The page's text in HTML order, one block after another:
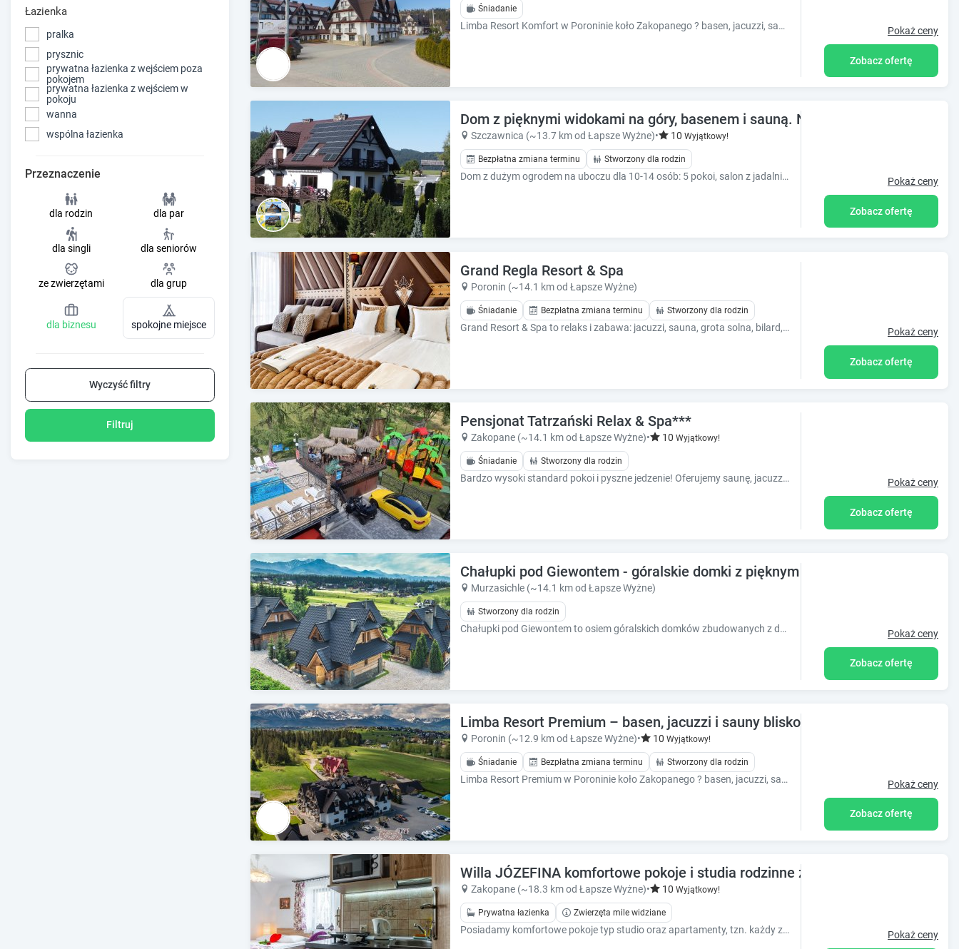
o
r
t
f
o
r
c
h
a
n
g
i
g
d
a
t
e
s
o
r
o
r
c
h
d
a
t
e
Łazienka
pralka
prysznic
prywatna łazienka z wejściem poza
pokojem
prywatna łazienka z wejściem w
pokoju
wanna
wspólna łazienka
Przeznaczenie
dla rodzin dla par
dla singli dla seniorów
ze zwierzętami dla grup
dla biznesu spokojne miejsce
Wyczyść filtry
Filtruj
Śniadanie
Limba Resort Komfort w Poroninie koło Zakopanego ? basen, jacuzzi, sauny i komfortowy wypoczynek dla całej rodziny. Pokaż ceny
Zobacz ofertę
Dom z pięknymi widokami na góry, basenem i sauną. Na uboczu !!!
Szczawnica (~13.7 km od Łapsze Wyżne)• 10 Wyjątkowy!
Bezpłatna zmiana terminu Stworzony dla rodzin
Dom z dużym ogrodem na uboczu dla 10-14 osób: 5 pokoi, salon z jadalnią, 4 łazienki, 2 kuchnie, sauna, grota solna, basen, grill, ognisko, atrakcje. Pokaż ceny
Zobacz ofertę
Grand Regla Resort & Spa
Poronin (~14.1 km od Łapsze Wyżne)
Śniadanie Bezpłatna zmiana terminu Stworzony dla rodzin
Grand Resort & Spa to relaks i zabawa: jacuzzi, sauna, grota solna, bilard, ping-pong, cymbergaj, piłkarzyki oraz pyszne śniadania. Pokaż ceny
Zobacz ofertę
Pensjonat Tatrzański Relax & Spa***
Zakopane (~14.1 km od Łapsze Wyżne)• 10 Wyjątkowy!
Śniadanie Stworzony dla rodzin
Bardzo wysoki standard pokoi i pyszne jedzenie! Oferujemy saunę, jacuzzi, basen, taras widokowy z leżakami, duży grill, trampolinę. Pokaż ceny
Zobacz ofertę
Chałupki pod Giewontem - góralskie domki z pięknym widokiem na Tatry!
Murzasichle (~14.1 km od Łapsze Wyżne)
Stworzony dla rodzin
Chałupki pod Giewontem to osiem góralskich domków zbudowanych z drewna świerkowego gdzie tradycja łączy się z nowoczesnością. Pokaż ceny
Zobacz ofertę
Limba Resort Premium – basen, jacuzzi i sauny blisko Zakopanego
Poronin (~12.9 km od Łapsze Wyżne)• 10 Wyjątkowy!
Śniadanie Bezpłatna zmiana terminu Stworzony dla rodzin
Limba Resort Premium w Poroninie koło Zakopanego ? basen, jacuzzi, sauny i komfortowy wypoczynek w górskim klimacie. Pokaż ceny
Zobacz ofertę
Willa JÓZEFINA komfortowe pokoje i studia rodzinne z łazienkami aneksami
Zakopane (~18.3 km od Łapsze Wyżne)• 10 Wyjątkowy!
Prywatna łazienka Zwierzęta mile widziane
Posiadamy komfortowe pokoje typ studio oraz apartamenty, tzn. każdy z indywidualną łazienką, aneksem kuchennym, balkonem. Własny parking i plac zabaw. Pokaż ceny